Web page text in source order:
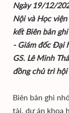
Ngày 19/12/
Nội và Học
kết Biên bản
- Giám đốc Đại
GS. Lê Minh
đồng chủ trì hội
Biên bản ghi
tài, dự án khoa